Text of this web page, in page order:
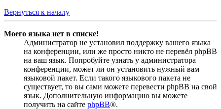
Вернуться к началу
Моего языка нет в списке!
Администратор не установил поддержку вашего языка
на конференции, или же просто никто не перевёл phpBB
на ваш язык. Попробуйте узнать у администратора
конференции, может ли он установить нужный вам
языковой пакет. Если такого языкового пакета не
существует, то вы сами можете перевести phpBB на свой
язык. Дополнительную информацию вы можете
получить на сайте phpBB®.